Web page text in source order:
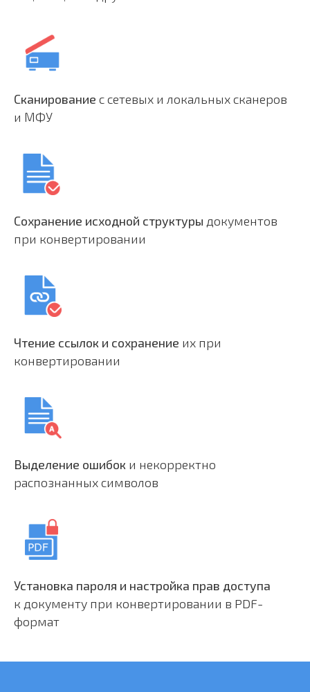
Сканирование с сетевых и локальных сканеров
и МФУ
Сохранение исходной структуры документов
при конвертировании
Чтение ссылок и сохранение их при
конвертировании
Выделение ошибок и некорректно
распознанных символов
Установка пароля и настройка прав доступа
к документу при конвертировании в PDF-
формат